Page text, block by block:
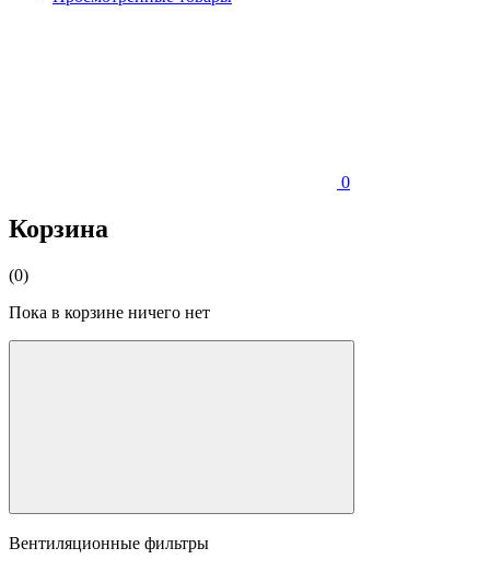
0
Корзина
(0)
Пока в корзине ничего нет
Вентиляционные фильтры